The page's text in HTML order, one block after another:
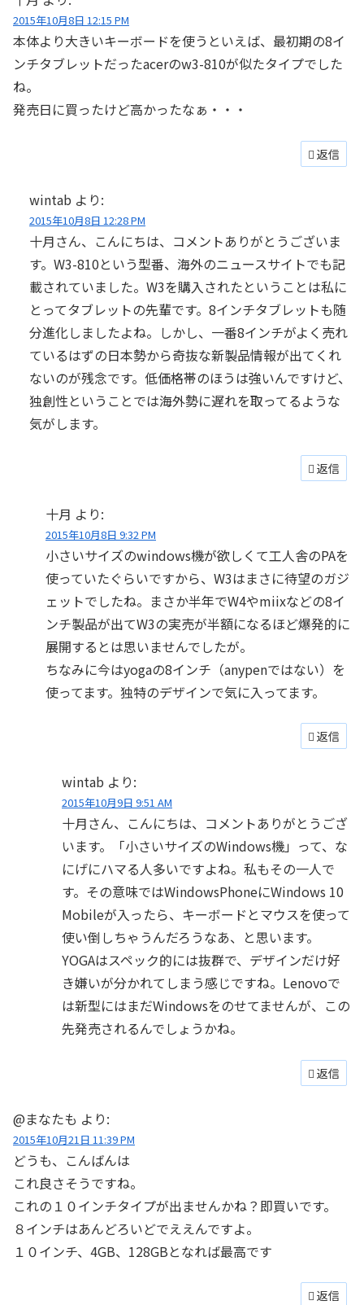
2015年10月8日 12:15 PM
本体より大きいキーボードを使うといえば、最初期の8イ
ンチタブレットだったacerのw3-810が似たタイプでした
ね。
発売日に買ったけど高かったなぁ・・・
返信
wintab より:
2015年10月8日 12:28 PM
十月さん、こんにちは、コメントありがとうございま
す。W3-810という型番、海外のニュースサイトでも記
載されていました。W3を購入されたということは私に
とってタブレットの先輩です。8インチタブレットも随
分進化しましたよね。しかし、一番8インチがよく売れ
ているはずの日本勢から奇抜な新製品情報が出てくれ
ないのが残念です。低価格帯のほうは強いんですけど、
独創性ということでは海外勢に遅れを取ってるような
気がします。
返信
十月 より:
2015年10月8日 9:32 PM
小さいサイズのwindows機が欲しくて工人舎のPAを
使っていたぐらいですから、W3はまさに待望のガジ
ェットでしたね。まさか半年でW4やmiixなどの8イ
ンチ製品が出てW3の実売が半額になるほど爆発的に
展開するとは思いませんでしたが。
ちなみに今はyogaの8インチ（anypenではない）を
使ってます。独特のデザインで気に入ってます。
返信
wintab より:
2015年10月9日 9:51 AM
十月さん、こんにちは、コメントありがとうござ
います。「小さいサイズのWindows機」って、な
にげにハマる人多いですよね。私もその一人で
す。その意味ではWindowsPhoneにWindows 10
Mobileが入ったら、キーボードとマウスを使って
使い倒しちゃうんだろうなあ、と思います。
YOGAはスペック的には抜群で、デザインだけ好
き嫌いが分かれてしまう感じですね。Lenovoで
は新型にはまだWindowsをのせてませんが、この
先発売されるんでしょうかね。
返信
@まなたも より:
2015年10月21日 11:39 PM
どうも、こんばんは
これ良さそうですね。
これの１０インチタイプが出ませんかね？即買いです。
８インチはあんどろいどでええんですよ。
１０インチ、4GB、128GBとなれば最高です
返信